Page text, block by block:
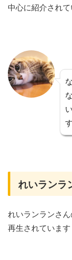
中心に紹介されて
れいランラ
れいランランさ
再生されています